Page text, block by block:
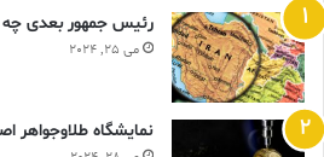
رئیس جمهور بعدی
می 25, 2024
نمایشگاه طلاوجواهر